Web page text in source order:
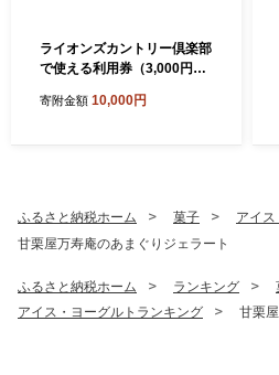
ライオンズカントリー倶楽部
で使える利用券（3,000円
寄附金額 10,000円
ふるさと納税ホーム 菓子
アイス
甘栗屋万寿庵のあまぐりジェラート
ふるさと納税ホーム ランキング
アイス・ヨーグルトランキング
甘栗